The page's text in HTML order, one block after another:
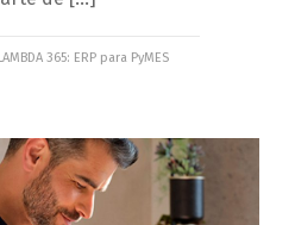
365: ERP para PyMES